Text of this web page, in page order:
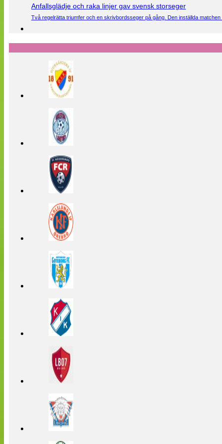
Anfallsglädje och raka linjer gav svensk storseger
Två regelrätta triumfer och en skrivbordsseger på gång. Den inställda